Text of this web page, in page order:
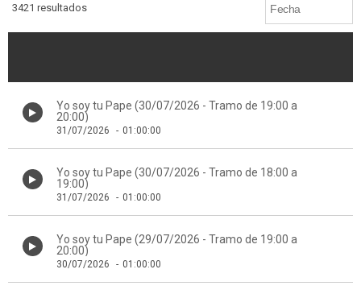
3421 resultados
Yo soy tu Pape (30/07/2026 - Tramo de 19:00 a
20:00)
31/07/2026 - 01:00:00
Yo soy tu Pape (30/07/2026 - Tramo de 18:00 a
19:00)
31/07/2026 - 01:00:00
Yo soy tu Pape (29/07/2026 - Tramo de 19:00 a
20:00)
30/07/2026 - 01:00:00